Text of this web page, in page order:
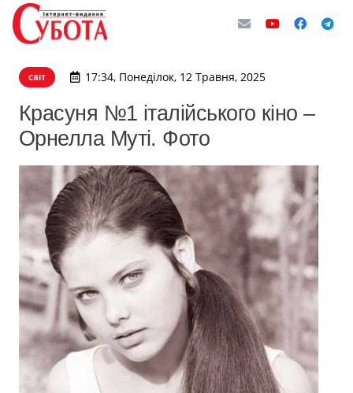
СВІТ 17:34, Понеділок, 12 Травня, 2025
Красуня №1 італійського кіно –
Орнелла Муті. Фото